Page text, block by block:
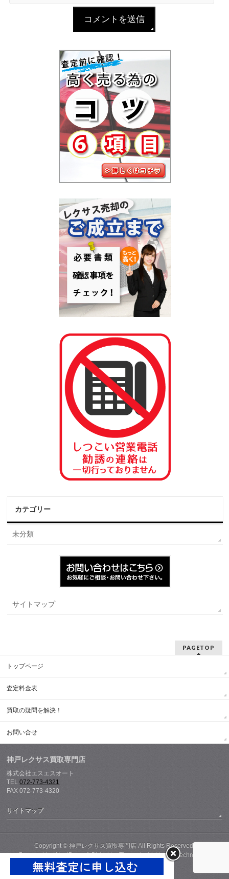
カテゴリー
未分類
サイトマップ
PAGETOP
トップページ
査定料金表
買取の疑問を解決！
お問い合せ
神戸レクサス買取専門店
株式会社エスエスオート
TEL072-773-4321
FAX 072-773-4320
サイトマップ
Copyright © 神戸レクサス買取専門店All Rights Reserved.
Powered byWordPress&BizVektor ThemebyVektor,Inc. technology.